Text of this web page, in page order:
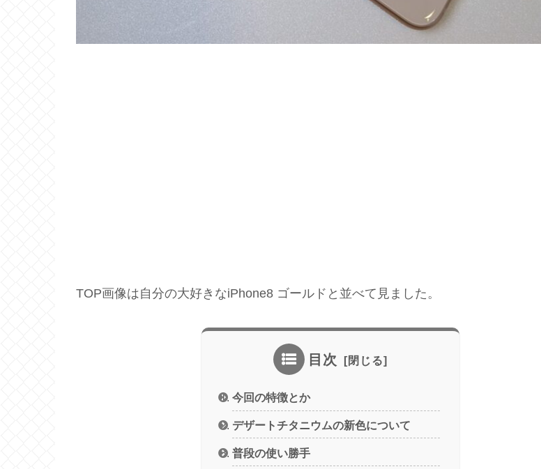
TOP画像は自分の大好きなiPhone8 ゴールドと並べて見ました。
目次
今回の特徴とか
デザートチタニウムの新色について
普段の使い勝手